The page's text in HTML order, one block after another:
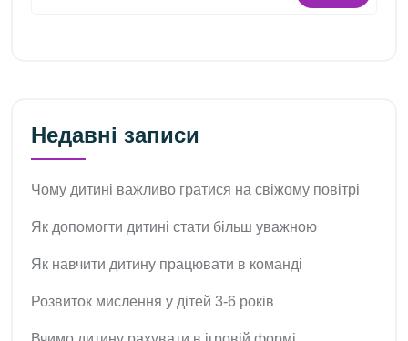
Недавні записи
Чому дитині важливо гратися на свіжому повітрі
Як допомогти дитині стати більш уважною
Як навчити дитину працювати в команді
Розвиток мислення у дітей 3-6 років